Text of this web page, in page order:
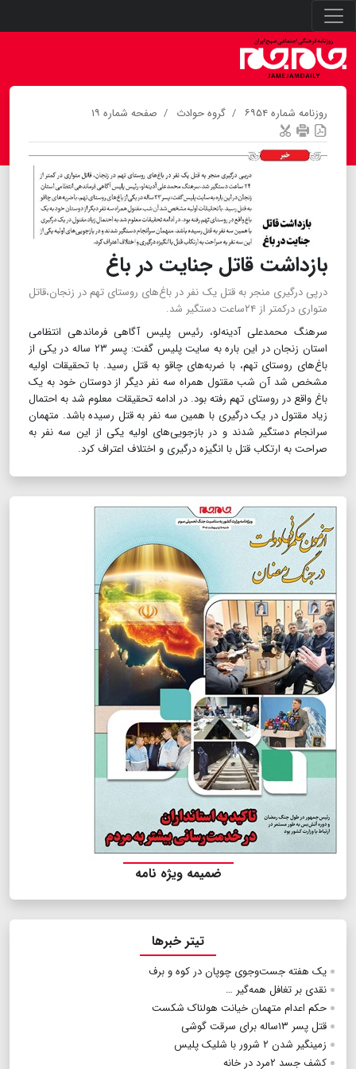
روزنامه شماره ۶۹۵۴ گروه حوادث صفحه شماره ۱۹
بازداشت قاتل جنایت در باغ
درپی درگیری منجر به قتل یک نفر در باغ‌های روستای تهم در زنجان،قاتل
متواری درکمتر از ۲۴ساعت دستگیر شد.
سرهنگ محمدعلی آدینه‌لو، رئیس پلیس آگاهی فرماندهی انتظامی
استان زنجان در این باره به سایت پلیس گفت‌: پسر ۲۳ ساله در یکی از
باغ‌های روستای تهم، با ضربه‌های چاقو به قتل رسید. با تحقیقات اولیه
مشخص شد آن شب مقتول همراه سه نفر دیگر از دوستان خود به یک
باغ واقع در روستای تهم رفته بود. ‌در ادامه تحقیقات معلوم شد به احتمال
زیاد مقتول در یک درگیری با همین سه نفر به قتل رسیده باشد‌. متهمان
سرانجام دستگیر شدند و در بازجویی‌های اولیه یکی از این سه نفر به
صراحت به ارتکاب قتل با انگیزه درگیری و اختلاف اعتراف کرد.
ضمیمه ویژه نامه
تیتر خبرها
یک هفته جست‌وجوی چوپان در کوه و برف
نقدی بر تغافل همه‌گیر …
حکم اعدام متهمان خیانت هولناک شکست
قتل پسر ۱۳ساله برای سرقت گوشی
زمینگیر شدن ۲ شرور با شلیک پلیس
کشف جسد ۲مرد در خانه